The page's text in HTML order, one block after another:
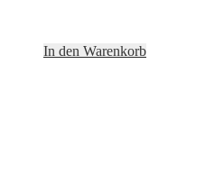
In den Warenkorb